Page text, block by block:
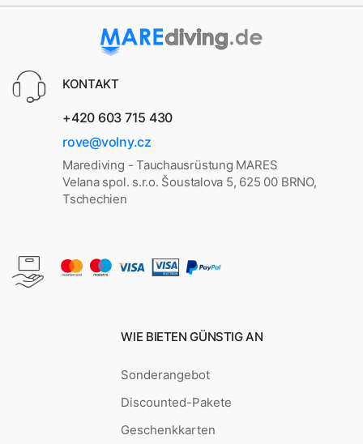
KONTAKT
+420 603 715 430
rove@volny.cz
Marediving - Tauchausrüstung MARES
Velana spol. s.r.o. Šoustalova 5, 625 00 BRNO,
Tschechien
WIE BIETEN GÜNSTIG AN
Sonderangebot
Discounted-Pakete
Geschenkkarten